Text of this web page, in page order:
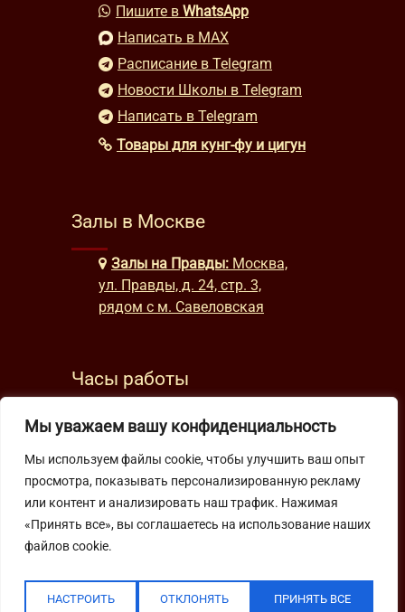
Мы уважаем вашу конфиденциальность
Мы используем файлы cookie, чтобы улучшить ваш опыт
просмотра, показывать персонализированную рекламу
или контент и анализировать наш трафик. Нажимая
«Принять все», вы соглашаетесь на использование наших
файлов cookie.
НАСТРОИТЬ ОТКЛОНЯТЬ ПРИНЯТЬ ВСЕ
Пишите в WhatsApp
Написать в MAX
Расписание в Telegram
Новости Школы в Telegram
Написать в Telegram
Товары для кунг-фу и цигун
Залы в Москве
Залы на Правды: Москва,
ул. Правды, д. 24, стр. 3,
рядом с м. Савеловская
Часы работы
будни: с 9:00 до 22:00
Подпишитесь на нашу рассылку